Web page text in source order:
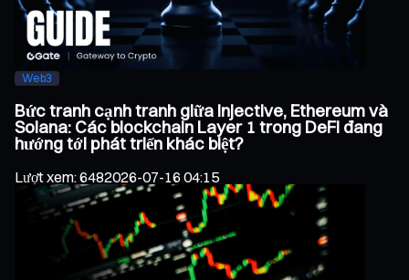
Web3
Bức tranh cạnh tranh giữa Injective, Ethereum và
Solana: Các blockchain Layer 1 trong DeFi đang
hướng tới phát triển khác biệt?
Lượt xem:6482026-07-16 04:15